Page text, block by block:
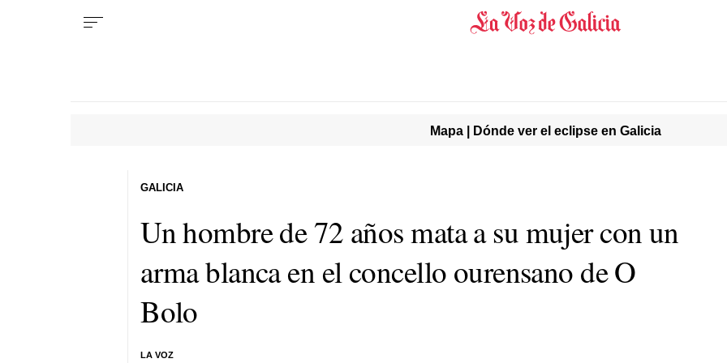
Mapa | Dónde ver el eclipse en Galicia
Un hombre de 72 años mata a su mujer con un
arma blanca en el concello ourensano de O
Bolo
LA VOZ
GALICIA